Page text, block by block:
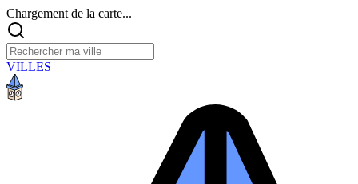
Chargement de la carte...
VILLES